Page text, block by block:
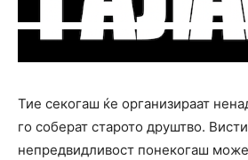
Тие секогаш ќе организираат
го соберат старото друштво.
непредвидливост понекогаш